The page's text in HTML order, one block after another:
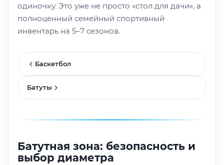
одиночку. Это уже не просто «стол для дачи», а
полноценный семейный спортивный
инвентарь на 5–7 сезонов.
Баскетбол
Батуты
Батутная зона: безопасность и
выбор диаметра